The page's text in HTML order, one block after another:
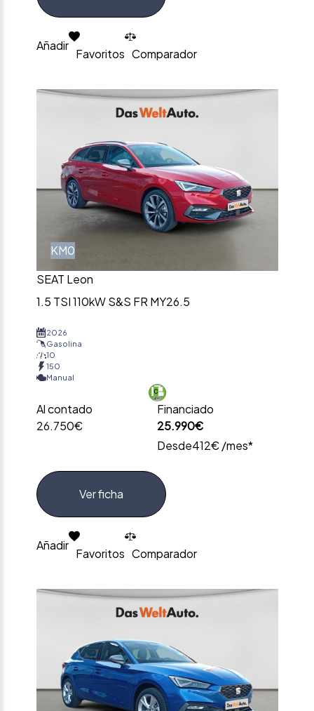
Añadir
Favoritos Comparador
KM0
SEAT Leon
1.5 TSI 110kW S&S FR MY26.5
2026
Gasolina
10
150
Manual
Al contado
26.750€
Financiado
25.990€
Desde412€ /mes*
Ver ficha
Añadir
Favoritos Comparador